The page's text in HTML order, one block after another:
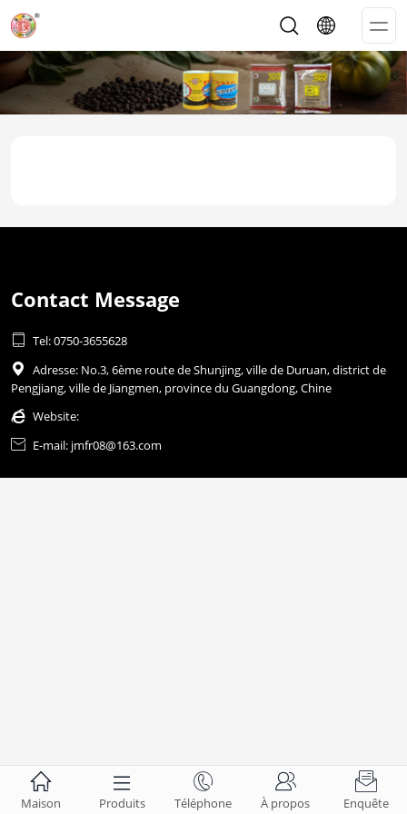
Contact Message
 Tel: 0750-3655628

Adresse: No.3, 6ème route de Shunjing, ville de Duruan, district de
Pengjiang, ville de Jiangmen, province du Guangdong, Chine
 Website:
 E-mail: jmfr08@163.com

Maison

Produits

Téléphone

À propos

Enquête